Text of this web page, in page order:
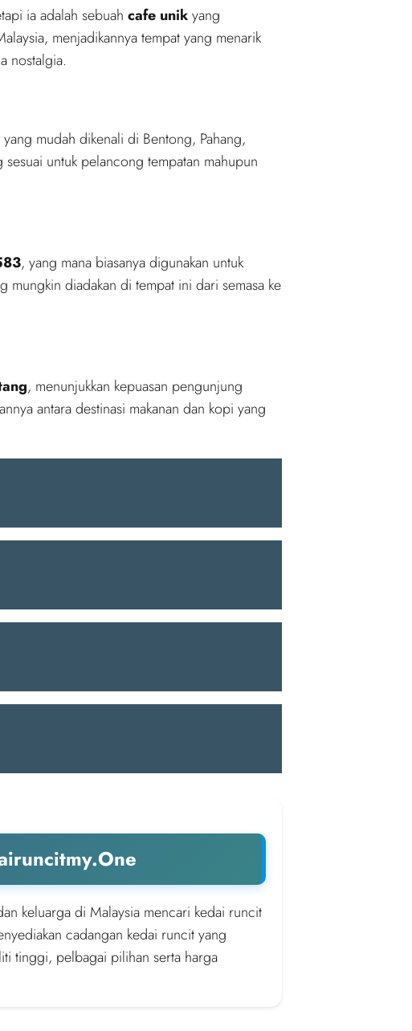
ia adalah sebuah cafe unikyang
menjadikannya tempat yang menarik
nostalgia.
yang mudah dikenali di Bentong, Pahang,
sesuai untuk pelancong tempatan mahupun
, yang mana biasanya digunakan untuk
mungkin diadakan di tempat ini dari semasa ke
, menunjukkan kepuasan pengunjung
antara destinasi makanan dan kopi yang
keluarga di Malaysia mencari kedai runcit
cadangan kedai runcit yang
tinggi, pelbagai pilihan serta harga